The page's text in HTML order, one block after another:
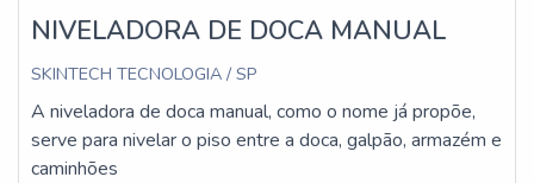
NIVELADORA DE DOCA MANUAL
SKINTECH TECNOLOGIA / SP
A niveladora de doca manual, como o nome já propõe,
serve para nivelar o piso entre a doca, galpão, armazém e
caminhões